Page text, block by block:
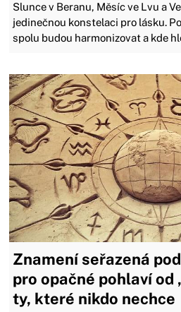
Slunce v Beranu, Měsíc ve Lvu a
jedinečnou konstelaci pro lásku.
spolu budou harmonizovat a kde
Znamení seřazená
pro opačné pohlaví od
ty, které nikdo nechce